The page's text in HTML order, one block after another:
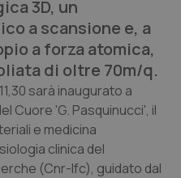
3D, un
a scansione e, a
a forza atomica,
di oltre 70m/q.
sarà inaugurato a
Cuore 'G. Pasquinucci', il
e medicina
clinica del
(Cnr-Ifc), guidato dal